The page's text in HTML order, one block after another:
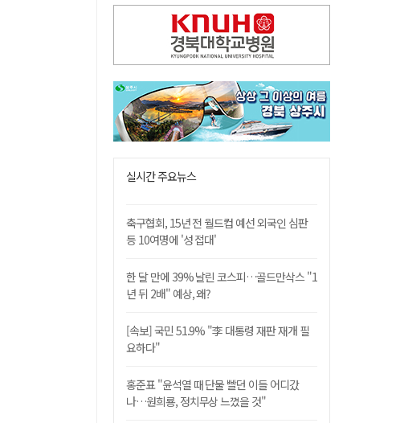
실시간 주요뉴스
축구협회, 15년 전 월드컵 예선 외국인 심판
등 10여명에 '성 접대'
한 달 만에 39% 날린 코스피…골드만삭스 "1
년 뒤 2배" 예상, 왜?
[속보] 국민 51.9% "李 대통령 재판 재개 필
요하다"
홍준표 "윤석열 때 단물 빨던 이들 어디갔
나…원희룡, 정치무상 느꼈을 것"